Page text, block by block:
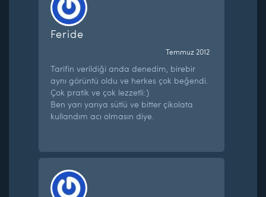
Feride
Temmuz 2012
Tarifin verildiği anda denedim, birebir
aynı görüntü oldu ve herkes çok beğendi.
Çok pratik ve çok lezzetli:)
Ben yarı yarıya sütlü ve bitter çikolata
kullandım acı olmasın diye.